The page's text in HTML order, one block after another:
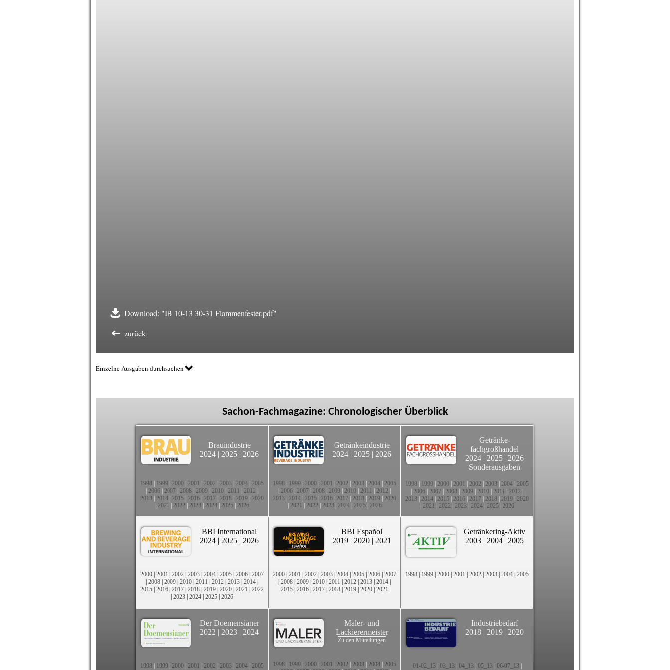
Download: "IB 10-13 30-31 Flammenfester.pdf"
zurück
Einzelne Ausgaben durchsuchen
Sachon-Fachmagazine: Chronologischer Überblick
Brauindustrie
2024 | 2025 | 2026
1998 1999 2000 2001 2002 2003 2004 2005
2006 2007 2008 2009 2010 2011 2012
2013 2014 2015 2016 2017 2018 2019 2020
2021 2022 2023| 2024| 2025| 2026
Getränkeindustrie
2024 | 2025 | 2026
1998 1999 2000 2001 2002 2003 2004 2005
2006 2007 2008 2009 2010 2011 2012
2013 2014 2015 2016 2017 2018 2019 2020
2021 2022 2023| 2024| 2025| 2026
Getränke-
fachgroßhandel
2024 | 2025 | 2026
Sonderausgaben
1998 1999 2000 2001 2002 2003 2004 2005
2006 2007 2008 2009 2010 2011 2012
2013 2014 2015 2016 2017 2018 2019 2020
2021 2022 2023| 2024| 2025| 2026
BBI International
2024 | 2025 | 2026
2000 | 2001 | 2002 | 2003 | 2004 | 2005 | 2006 | 2007
| 2008 | 2009 | 2010 | 2011 | 2012 | 2013 | 2014 |
2015 | 2016 | 2017 | 2018 | 2019 | 2020 | 2021 | 2022
| 2023| 2024| 2025| 2026
BBI Español
2019 | 2020 | 2021
2000 | 2001 | 2002 | 2003 | 2004 | 2005 | 2006 | 2007
| 2008 | 2009 | 2010 | 2011 | 2012 | 2013 | 2014 |
2015 | 2016 | 2017 | 2018 | 2019 | 2020 | 2021
Getränkering-Aktiv
2003 | 2004 | 2005
1998 | 1999 | 2000 | 2001 | 2002 | 2003 | 2004 | 2005
Der Doemensianer
2022 | 2023 | 2024
1998 1999 2000 2001 2002 2003 2004 2005
Maler- und
Lackierermeister
Zu den Mitteilungen
1998 1999 2000 2001 2002 2003 2004 2005
Industriebedarf
2018 | 2019 | 2020
01-02_13| 03_13| 04_13| 05_13| 06-07_13|